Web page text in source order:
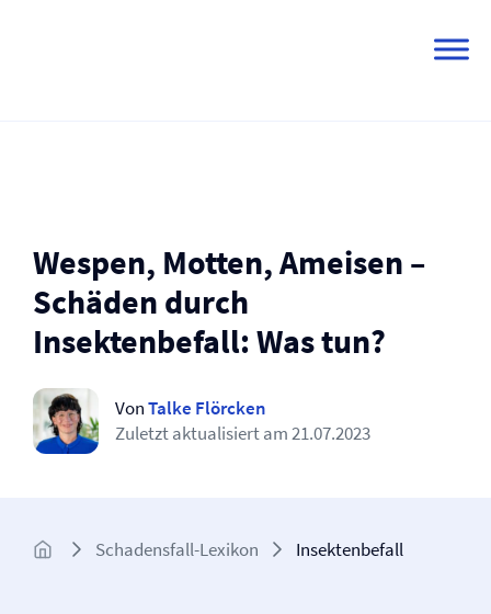
Wespen, Motten, Ameisen –
Schäden durch
Insektenbefall: Was tun?
VonTalke Flörcken
Zuletzt aktualisiert am21.07.2023
Schadensfall-Lexikon Insektenbefall